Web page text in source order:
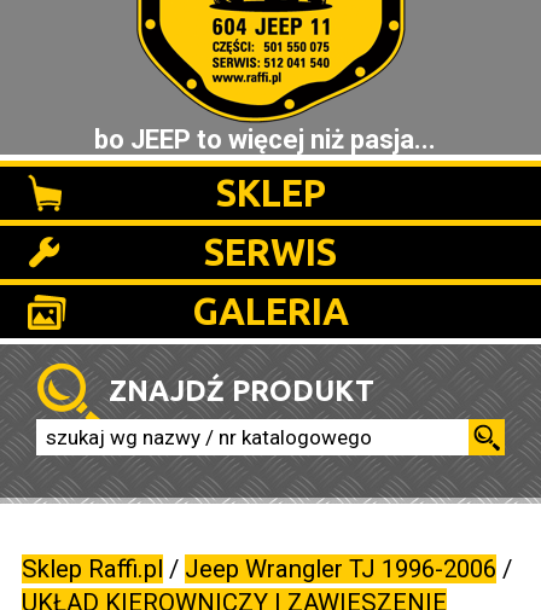
bo JEEP to więcej niż pasja...
SKLEP
SERWIS
GALERIA
ZNAJDŹ PRODUKT
Sklep Raffi.pl / Jeep Wrangler TJ 1996-2006 /
UKŁAD KIEROWNICZY I ZAWIESZENIE